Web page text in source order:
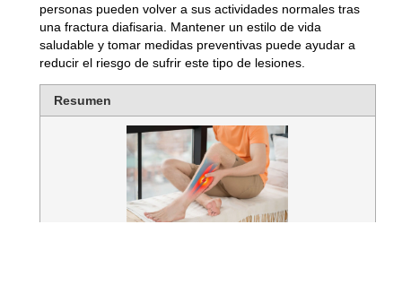
personas pueden volver a sus actividades normales tras
una fractura diafisaria. Mantener un estilo de vida
saludable y tomar medidas preventivas puede ayudar a
reducir el riesgo de sufrir este tipo de lesiones.
Resumen